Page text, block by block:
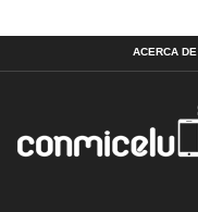
ACERCA DE